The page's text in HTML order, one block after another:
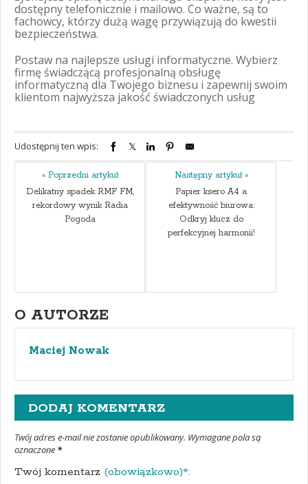
dostępny telefonicznie i mailowo. Co ważne, są to
fachowcy, którzy dużą wagę przywiązują do kwestii
bezpieczeństwa.
Postaw na najlepsze usługi informatyczne. Wybierz
firmę świadczącą profesjonalną obsługę
informatyczną dla Twojego biznesu i zapewnij swoim
klientom najwyższa jakość świadczonych usług
Udostępnij ten wpis:
« Poprzedni artykuł
Delikatny spadek RMF FM,
rekordowy wynik Radia
Pogoda
Następny artykuł »
Papier ksero A4 a
efektywność biurowa:
Odkryj klucz do
perfekcyjnej harmonii!
O AUTORZE
Maciej Nowak
DODAJ KOMENTARZ
Twój adres e-mail nie zostanie opublikowany. Wymagane pola są
oznaczone *
Twój komentarz (obowiązkowo)*: